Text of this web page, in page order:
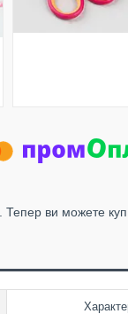
Тепер ви можете